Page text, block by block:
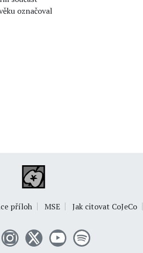
označoval
příloh MSE Jak citovat CoJeCo